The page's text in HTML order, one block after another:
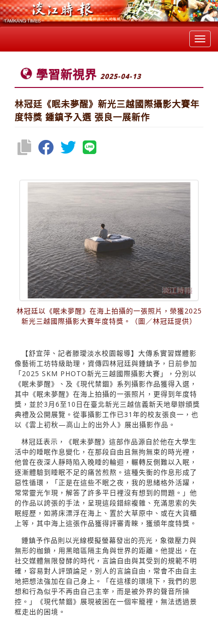
學習新視界 2025-04-13
林冠廷《眠未夢醒》新光三越國際攝影大賽年
度特獎 鍾鎮予入選 張良一展新作
林冠廷以《眠未夢醒》在海上拍攝的一張照片，榮獲2025
新光三越國際攝影大賽年度特獎。（圖／林冠廷提供）
【舒宜萍、記者滕璦淡水校園報導】大傳系實習媒體影
像藝術工坊特級助理，資傳四林冠廷與鍾鎮予，日前參加
「2025 SKM PHOTO新光三越國際攝影大賽」，分別以
《眠未夢醒》、及《現代禁錮》系列攝影作品獲得入選，
其中《眠未夢醒》在海上拍攝的一張照片，更得到年度特
獎，並於3月6至10日在臺北新光三越信義新天地舉辦頒獎
典禮及公開展覽。從事攝影工作已31年的校友張良一，也
以《雲上初秋—高山上的出外人》展出攝影作品。
林冠廷表示，《眠未夢醒》這部作品源自於他在大學生
活中的睡眠作息變化，在那段自由且無拘無束的時光裡，
他曾在夜深人靜時陷入晚睡的輪迴，輾轉反側難以入眠，
逐漸體驗到睡眠不足的痛苦煎熬。這種失衡的作息形成了
惡性循環，「正是在這些不眠之夜，我的思緒格外活躍，
常常靈光乍現，解答了許多平日裡沒有想到的問題。」他
的作品以誇張的手法，呈現這段錯綜複雜、充滿思索的失
眠經歷，如將床漂浮在海上、置於大草原中、或在大貨櫃
上等，其中海上這張作品獲得評審青睞，獲頒年度特獎。
鍾鎮予作品則以光線模擬螢幕發出的亮光，象徵壓力與
無形的枷鎖，用黑暗區隔主角與世界的距離。他提出，在
社交媒體無限發酵的時代，言論自由與其受到的規範不明
確，容易對人評頭論足，別人的言論自由，常會不由自主
地把想法強加在自己身上。「在這樣的環境下，我們的思
想和行為似乎不再由自己主宰，而是被外界的聲音所操
控。」《現代禁錮》展現被困在一個牢籠裡，無法透過景
框走出的困境。